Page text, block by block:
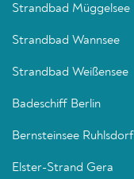
Strandbad Müggelsee
Strandbad Wannsee
Strandbad Weißensee
Badeschiff Berlin
Bernsteinsee Ruhlsdorf
Elster-Strand Gera